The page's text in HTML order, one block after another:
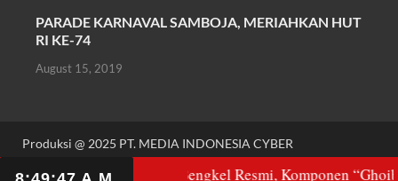
PARADE KARNAVAL SAMBOJA, MERIAHKAN HUT
RI KE-74
August 15, 2019
Produksi @ 2025 PT. MEDIA INDONESIA CYBER
Powered by
WordPress HitMag.
Harga Di Atas Bengkel Resmi, Komponen “Ghoib”,